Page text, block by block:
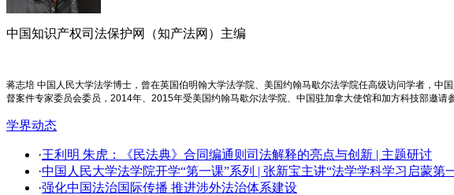
中国知识产权司法保护网（知产法网）主编
蒋志培 中国人民大学法学博士，曾在英国伯明翰大学法学院、美国约翰马歇尔法学院任高级访问学者，
督案件专家委员会委员，2014年、2015年受美国约翰马歇尔法学院、中国驻加拿大使馆和加方科技部邀
学界动态
·王利明 朱虎：《民法典》合同编通则司法解释的亮点与创新 | 主题研讨
·中国人民大学法学院开学​“第一课”系列 | 张新宝主讲“法学学科学习启蒙第
·强化中国法治国际传播 推进涉外法治体系建设